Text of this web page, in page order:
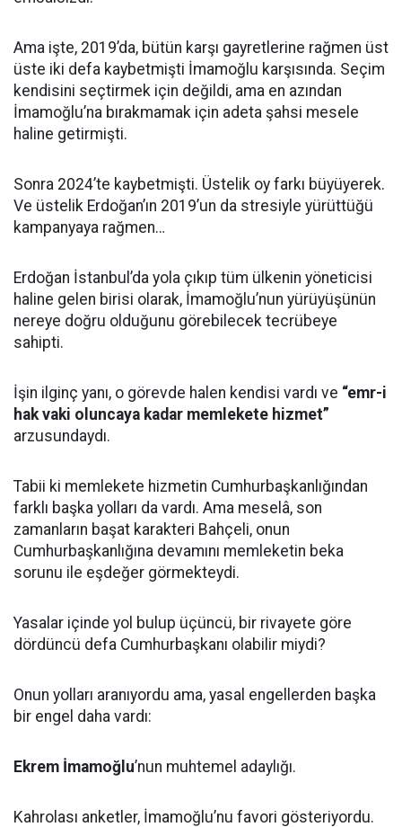
Ama işte, 2019’da, bütün karşı gayretlerine rağmen üst
üste iki defa kaybetmişti İmamoğlu karşısında. Seçim
kendisini seçtirmek için değildi, ama en azından
İmamoğlu’na bırakmamak için adeta şahsi mesele
haline getirmişti.
Sonra 2024’te kaybetmişti. Üstelik oy farkı büyüyerek.
Ve üstelik Erdoğan’ın 2019’un da stresiyle yürüttüğü
kampanyaya rağmen…
Erdoğan İstanbul’da yola çıkıp tüm ülkenin yöneticisi
haline gelen birisi olarak, İmamoğlu’nun yürüyüşünün
nereye doğru olduğunu görebilecek tecrübeye
sahipti.
İşin ilginç yanı, o görevde halen kendisi vardı ve “emr-i
hak vaki oluncaya kadar memlekete hizmet”
arzusundaydı.
Tabii ki memlekete hizmetin Cumhurbaşkanlığından
farklı başka yolları da vardı. Ama meselâ, son
zamanların başat karakteri Bahçeli, onun
Cumhurbaşkanlığına devamını memleketin beka
sorunu ile eşdeğer görmekteydi.
Yasalar içinde yol bulup üçüncü, bir rivayete göre
dördüncü defa Cumhurbaşkanı olabilir miydi?
Onun yolları aranıyordu ama, yasal engellerden başka
bir engel daha vardı:
Ekrem İmamoğlu’nun muhtemel adaylığı.
Kahrolası anketler, İmamoğlu’nu favori gösteriyordu.